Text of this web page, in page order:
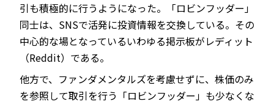
引も積極的に行うようになった。「ロビンフッダー」
同士は、SNSで活発に投資情報を交換している。その
中心的な場となっているいわゆる掲示板がレディット
（Reddit）である。
他方で、ファンダメンタルズを考慮せずに、株価のみ
を参照して取引を行う「ロビンフッダー」も少なくな